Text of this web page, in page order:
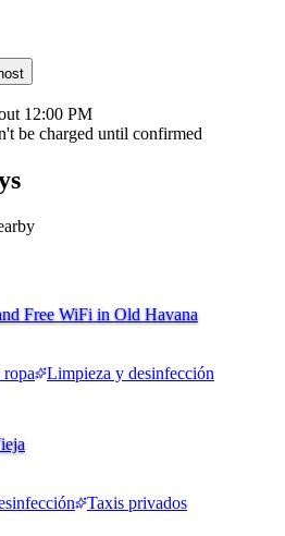
12:00 PM
be charged until confirmed
Free WiFi in Old Havana
ropa Limpieza y desinfección
Taxis privados